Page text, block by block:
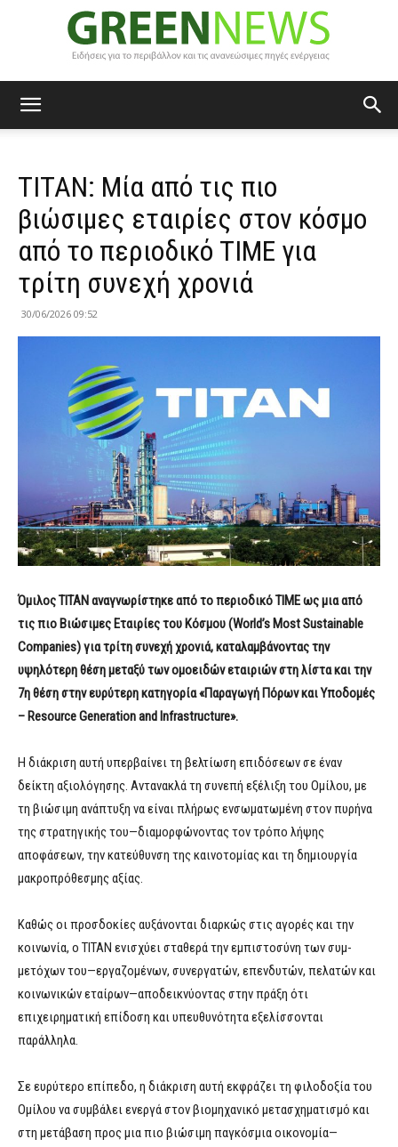
News
ΤΙΤΑΝ: Μία από τις πιο
βιώσιμες εταιρίες στον κόσμο
από το περιοδικό TIME για
τρίτη συνεχή χρονιά
30/06/2026 09:52
Όμιλος TITAN αναγνωρίστηκε από το περιοδικόTIMEως μια από
τις πιο Βιώσιμες Εταιρίες του Κόσμου (World’s Most Sustainable
Companies) για τρίτη συνεχή χρονιά, καταλαμβάνοντας την
υψηλότερη θέση μεταξύ των ομοειδών εταιριών στη λίστα και την
7η θέση στην ευρύτερη κατηγορία «Παραγωγή Πόρων και Υποδομές
– ResourceGenerationand Infrastructure».
Η διάκριση αυτή υπερβαίνει τη βελτίωση επιδόσεων σε έναν
δείκτη αξιολόγησης. Αντανακλά τη συνεπή εξέλιξη του Ομίλου, με
τη βιώσιμη ανάπτυξη να είναι πλήρως ενσωματωμένη στον πυρήνα
της στρατηγικής του—διαμορφώνοντας τον τρόπο λήψης
αποφάσεων, την κατεύθυνση της καινοτομίας και τη δημιουργία
μακροπρόθεσμης αξίας.
Καθώς οι προσδοκίες αυξάνονται διαρκώς στις αγορές και την
κοινωνία, ο TITAN ενισχύει σταθερά την εμπιστοσύνη των συμ-
μετόχων του—εργαζομένων, συνεργατών, επενδυτών, πελατών και
κοινωνικών εταίρων—αποδεικνύοντας στην πράξη ότι
επιχειρηματική επίδοση και υπευθυνότητα εξελίσσονται
παράλληλα.
Σε ευρύτερο επίπεδο, η διάκριση αυτή εκφράζει τη φιλοδοξία του
Ομίλου να συμβάλει ενεργά στον βιομηχανικό μετασχηματισμό και
στη μετάβαση προς μια πιο βιώσιμη παγκόσμια οικονομία—